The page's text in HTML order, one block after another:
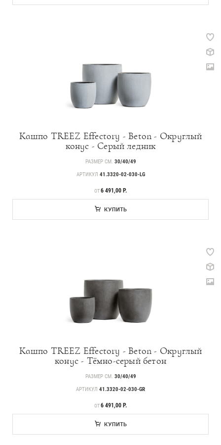
Кашпо TREEZ Effectory - Beton - Округлый
конус - Серый ледник
РАЗМЕР СМ. 30/40/49
АРТИКУЛ 41.3320-02-030-LG
ЦЕНА
ОТ6 491,00 Р.
КУПИТЬ
Кашпо TREEZ Effectory - Beton - Округлый
конус - Тёмно-серый бетон
РАЗМЕР СМ. 30/40/49
АРТИКУЛ 41.3320-02-030-GR
ЦЕНА
ОТ6 491,00 Р.
КУПИТЬ